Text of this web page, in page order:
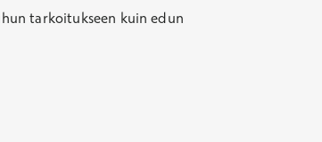
tarkoitukseen kuin edun